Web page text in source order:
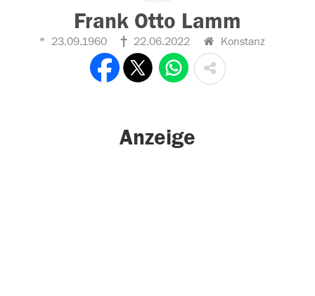
Frank Otto Lamm
23.09.1960 22.06.2022 Konstanz
Anzeige